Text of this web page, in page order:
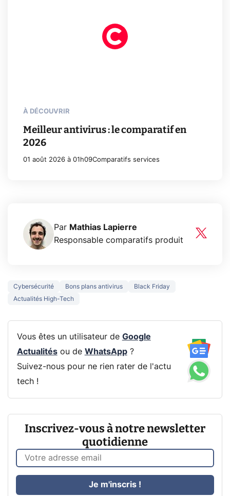
À DÉCOUVRIR
Meilleur antivirus : le comparatif en
2026
01 août 2026 à 01h09Comparatifs services
Par Mathias Lapierre
Responsable comparatifs produit
Cybersécurité Bons plans antivirus
Black Friday
Actualités High-Tech
Vous êtes un utilisateur de Google
Actualitésou de WhatsApp?
Suivez-nous pour ne rien rater de l'actu
tech !
Inscrivez-vous à notre newsletter
quotidienne
Je m'inscris !